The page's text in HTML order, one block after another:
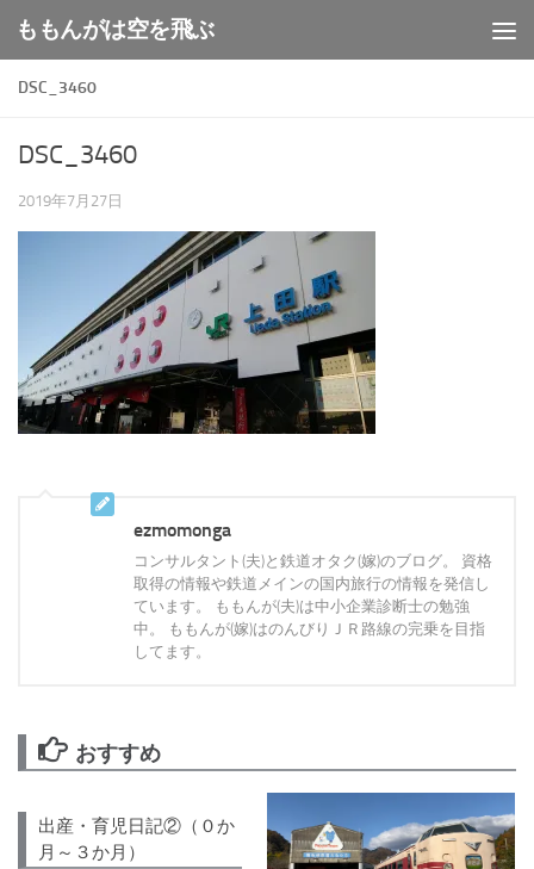
コンテンツへスキップ
ももんがは空を飛ぶ
DSC_3460
DSC_3460
2019年7月27日
ezmomonga
コンサルタント(夫)と鉄道オタク(嫁)のブログ。 資格
取得の情報や鉄道メインの国内旅行の情報を発信し
ています。 ももんが(夫)は中小企業診断士の勉強
中。 ももんが(嫁)はのんびりＪＲ路線の完乗を目指
してます。
おすすめ
出産・育児日記②（０か
月～３か月）